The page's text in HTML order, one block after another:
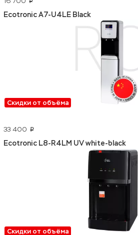
Ecotronic A7-U4LE Black
Скидки от объёма
33 400 p
Ecotronic L8-R4LM UV white-black
Скидки от объёма